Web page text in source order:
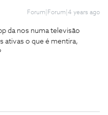
Forum|Forum|4 years ago
da nos numa televisão
ativas o que é mentira,